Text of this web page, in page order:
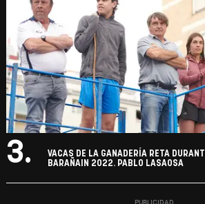
3.
VACAS DE LA GANADERÍA RETA
BARAÑAIN 2022. PABLO LASAOSA